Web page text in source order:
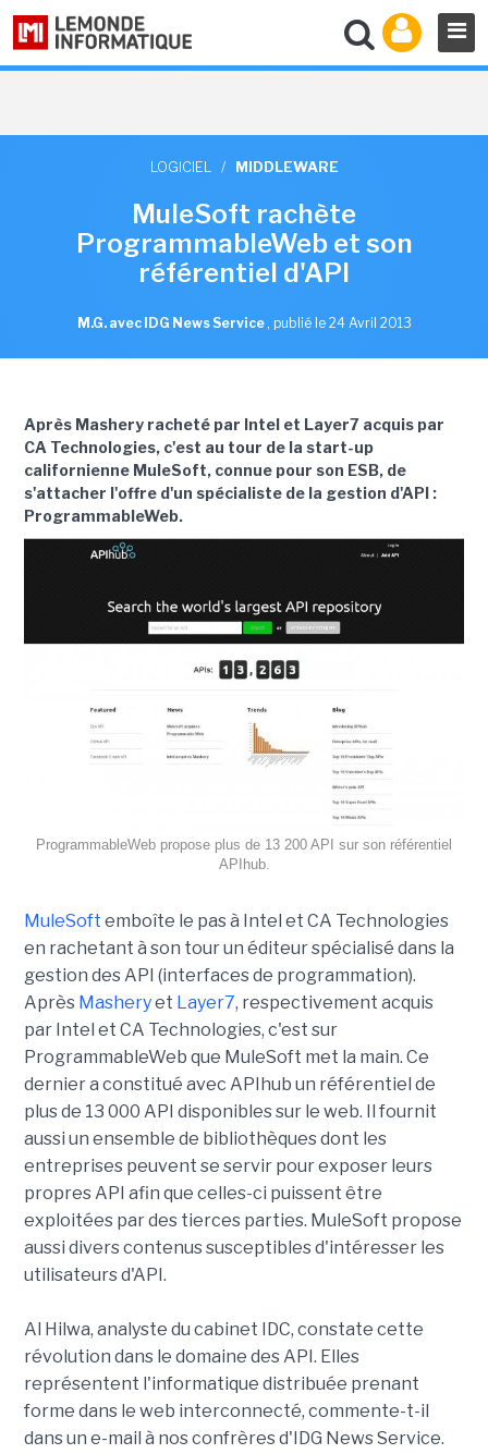
LOGICIEL / MIDDLEWARE
MuleSoft rachète
ProgrammableWeb et son
référentiel d'API
M.G. avec IDG News Service , publié le 24 Avril 2013
Après Mashery racheté par Intel et Layer7 acquis par
CA Technologies, c'est au tour de la start-up
californienne MuleSoft, connue pour son ESB, de
s'attacher l'offre d'un spécialiste de la gestion d'API :
ProgrammableWeb.
ProgrammableWeb propose plus de 13 200 API sur son référentiel
APIhub.
MuleSoft emboîte le pas à Intel et CA Technologies
en rachetant à son tour un éditeur spécialisé dans la
gestion des API (interfaces de programmation).
Après Masheryet Layer7, respectivement acquis
par Intel et CA Technologies, c'est sur
ProgrammableWeb que MuleSoft met la main. Ce
dernier a constitué avec APIhub un référentiel de
plus de 13 000 API disponibles sur le web. Il fournit
aussi un ensemble de bibliothèques dont les
entreprises peuvent se servir pour exposer leurs
propres API afin que celles-ci puissent être
exploitées par des tierces parties. MuleSoft propose
aussi divers contenus susceptibles d'intéresser les
utilisateurs d'API.
Al Hilwa, analyste du cabinet IDC, constate cette
révolution dans le domaine des API. Elles
représentent l'informatique distribuée prenant
forme dans le web interconnecté, commente-t-il
dans un e-mail à nos confrères d'IDG News Service.